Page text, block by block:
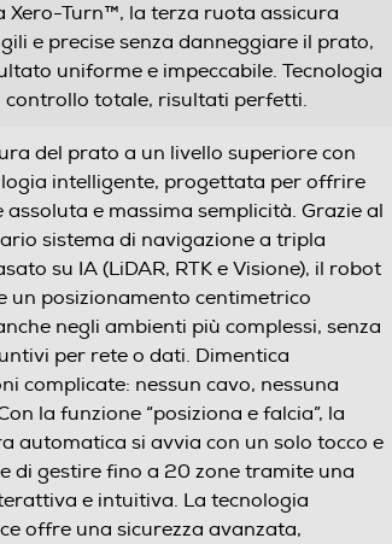
Xero-Turn™, la terza ruota assicura
e precise senza danneggiare il prato,
uniforme e impeccabile. Tecnologia
controllo totale, risultati perfetti.
del prato a un livello superiore con
intelligente, progettata per offrire
assoluta e massima semplicità. Grazie al
sistema di navigazione a tripla
su IA (LiDAR, RTK e Visione), il robot
un posizionamento centimetrico
negli ambienti più complessi, senza
per rete o dati. Dimentica
complicate: nessun cavo, nessuna
la funzione “posiziona e falcia”, la
automatica si avvia con un solo tocco e
di gestire fino a 20 zone tramite una
e intuitiva. La tecnologia
offre una sicurezza avanzata,